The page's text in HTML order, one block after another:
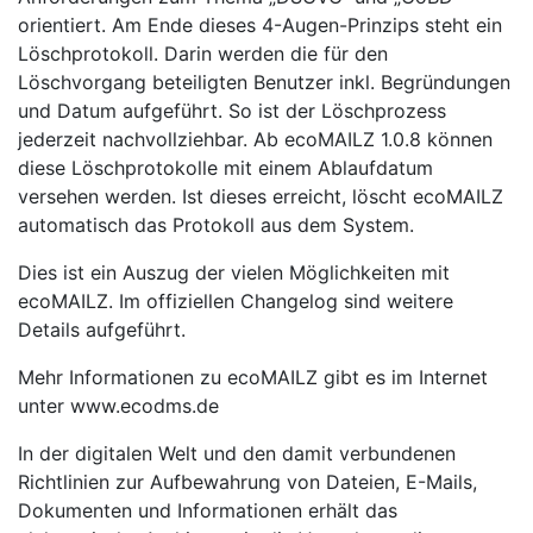
orientiert. Am Ende dieses 4-Augen-Prinzips steht ein
Löschprotokoll. Darin werden die für den
Löschvorgang beteiligten Benutzer inkl. Begründungen
und Datum aufgeführt. So ist der Löschprozess
jederzeit nachvollziehbar. Ab ecoMAILZ 1.0.8 können
diese Löschprotokolle mit einem Ablaufdatum
versehen werden. Ist dieses erreicht, löscht ecoMAILZ
automatisch das Protokoll aus dem System.
Dies ist ein Auszug der vielen Möglichkeiten mit
ecoMAILZ. Im offiziellen Changelog sind weitere
Details aufgeführt.
Mehr Informationen zu ecoMAILZ gibt es im Internet
unter www.ecodms.de
In der digitalen Welt und den damit verbundenen
Richtlinien zur Aufbewahrung von Dateien, E-Mails,
Dokumenten und Informationen erhält das